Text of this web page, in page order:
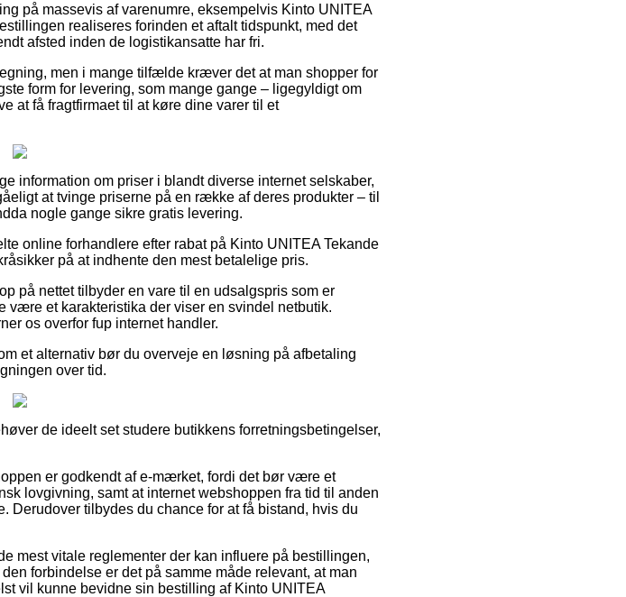
på massevis af varenumre, eksempelvis Kinto UNITEA
realiseres forinden et aftalt tidspunkt, med det
afsted inden de logistikansatte har fri.
men i mange tilfælde kræver det at man shopper for
form for levering, som mange gange – ligegyldigt om
at få fragtfirmaet til at køre dine varer til et
information om priser i blandt diverse internet selskaber,
at tvinge priserne på en række af deres produkter – til
nogle gange sikre gratis levering.
online forhandlere efter rabat på Kinto UNITEA Tekande
på at indhente den mest betalelige pris.
på nettet tilbyder en vare til en udsalgspris som er
et karakteristika der viser en svindel netbutik.
os overfor fup internet handler.
et alternativ bør du overveje en løsning på afbetaling
over tid.
de ideelt set studere butikkens forretningsbetingelser,
er godkendt af e-mærket, fordi det bør være et
lovgivning, samt at internet webshoppen fra tid til anden
tilbydes du chance for at få bistand, hvis du
mest vitale reglementer der kan influere på bestillingen,
forbindelse er det på samme måde relevant, at man
vil kunne bevidne sin bestilling af Kinto UNITEA